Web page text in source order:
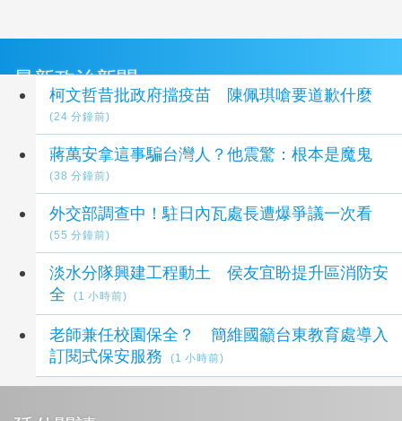
最新政治新聞
柯文哲昔批政府擋疫苗 陳佩琪嗆要道歉什麼
(24 分鐘前)
蔣萬安拿這事騙台灣人？他震驚：根本是魔鬼
(38 分鐘前)
外交部調查中！駐日內瓦處長遭爆爭議一次看
(55 分鐘前)
淡水分隊興建工程動土 侯友宜盼提升區消防安
全
(1 小時前)
老師兼任校園保全？ 簡維國籲台東教育處導入
訂閱式保安服務
(1 小時前)